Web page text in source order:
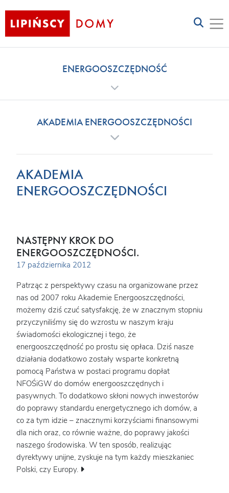
ENERGOOSZCZĘDNOŚĆ
AKADEMIA ENERGOOSZCZĘDNOŚCI
AKADEMIA
ENERGOOSZCZĘDNOŚCI
NASTĘPNY KROK DO
ENERGOOSZCZĘDNOŚCI.
17 października 2012
Patrząc z perspektywy czasu na organizowane przez
nas od 2007 roku Akademie Energooszczędności,
możemy dziś czuć satysfakcję, że w znacznym stopniu
przyczyniliśmy się do wzrostu w naszym kraju
świadomości ekologicznej i tego, że
energooszczędność po prostu się opłaca. Dziś nasze
działania dodatkowo zostały wsparte konkretną
pomocą Państwa w postaci programu dopłat
NFOŚiGW do domów energooszczędnych i
pasywnych. To dodatkowo skłoni nowych inwestorów
do poprawy standardu energetycznego ich domów, a
co za tym idzie – znacznymi korzyściami finansowymi
dla nich oraz, co równie ważne, do poprawy jakości
naszego środowiska. W ten sposób, realizując
dyrektywy unijne, zyskuje na tym każdy mieszkaniec
Polski, czy Europy.